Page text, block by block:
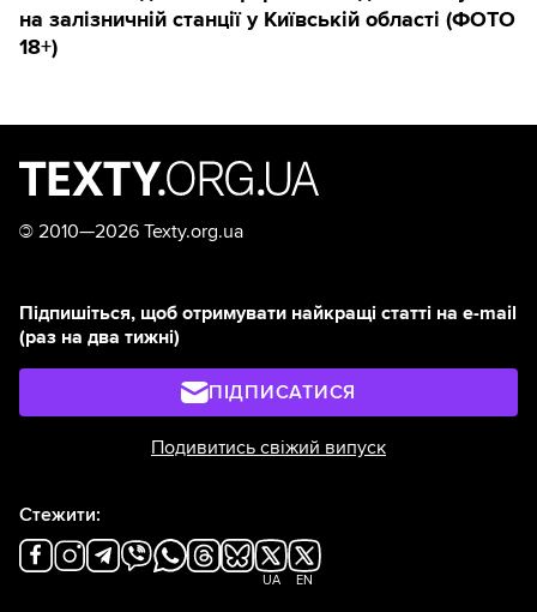
на залізничній станції у Київській області (ФОТО
18+)
© 2010—2026 Texty.org.ua
Підпишіться, щоб отримувати найкращі статті на e-mail
(раз на два тижні)
ПІДПИСАТИСЯ
Подивитись свіжий випуск
Стежити:
UA EN